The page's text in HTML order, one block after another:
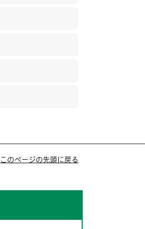
このページの先頭に戻る